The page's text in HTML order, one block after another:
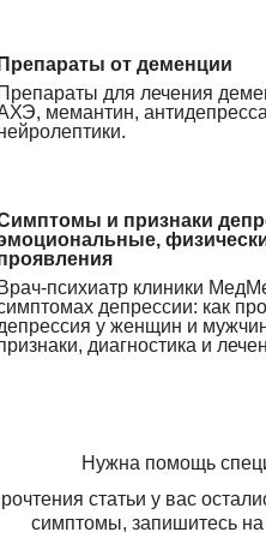
Препараты от деменции
Препараты для лечения
мемантин,
и признаки
Врач-психиатр клиники
депрессии: как
у женщин и
диагностика и
Нужна помощь
статьи у вас
симптомы, запишитесь на